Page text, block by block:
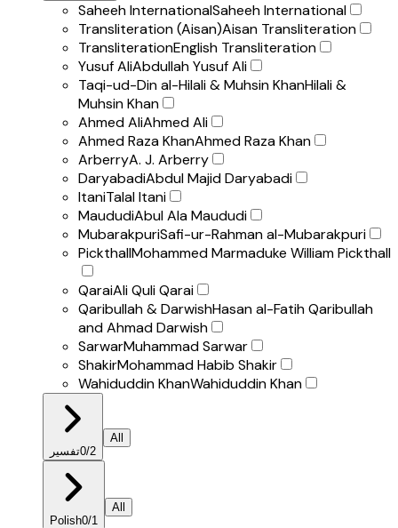
Saheeh InternationalSaheeh International
Transliteration (Aisan)Aisan Transliteration
TransliterationEnglish Transliteration
Yusuf AliAbdullah Yusuf Ali
Taqi-ud-Din al-Hilali & Muhsin KhanHilali &
Muhsin Khan
Ahmed AliAhmed Ali
Ahmed Raza KhanAhmed Raza Khan
ArberryA. J. Arberry
DaryabadiAbdul Majid Daryabadi
ItaniTalal Itani
MaududiAbul Ala Maududi
MubarakpuriSafi-ur-Rahman al-Mubarakpuri
PickthallMohammed Marmaduke William Pickthall
QaraiAli Quli Qarai
Qaribullah & DarwishHasan al-Fatih Qaribullah
and Ahmad Darwish
SarwarMuhammad Sarwar
ShakirMohammad Habib Shakir
Wahiduddin KhanWahiduddin Khan
تفسير0/2
All
Polish0/1
All